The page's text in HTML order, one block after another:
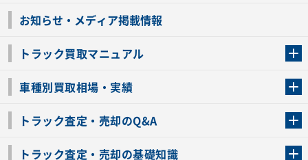
お知らせ・メディア掲載情報
トラック買取マニュアル
車種別買取相場・実績
トラック査定・売却のQ&A
トラック査定・売却の基礎知識